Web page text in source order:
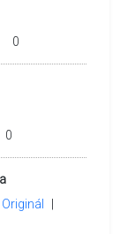
0
0
Originál